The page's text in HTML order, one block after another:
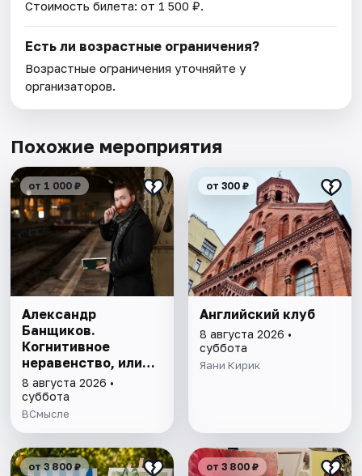
Стоимость билета: от 1 500 ₽.
Есть ли возрастные ограничения?
Возрастные ограничения уточняйте у
организаторов.
Похожие мероприятия
от 1 000 ₽
Александр
Банщиков.
Когнитивное
неравенство, или
почему умные
умнеют, а глупые
глупеют
8 августа 2026 •
суббота
ВСмысле
от 300 ₽
Английский клуб
8 августа 2026 •
суббота
Яани Кирик
от 3 800 ₽ от 3 800 ₽